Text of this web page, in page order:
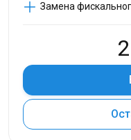
Замена